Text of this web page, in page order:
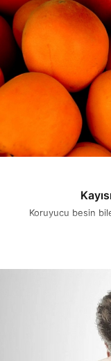
Koruyucu besin